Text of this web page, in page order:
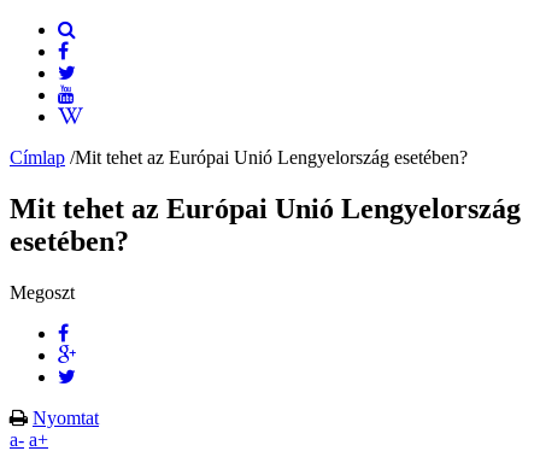
Címlap /Mit tehet az Európai Unió Lengyelország esetében?
Mit tehet az Európai Unió Lengyelország
esetében?
Megoszt
Nyomtat
a- a+